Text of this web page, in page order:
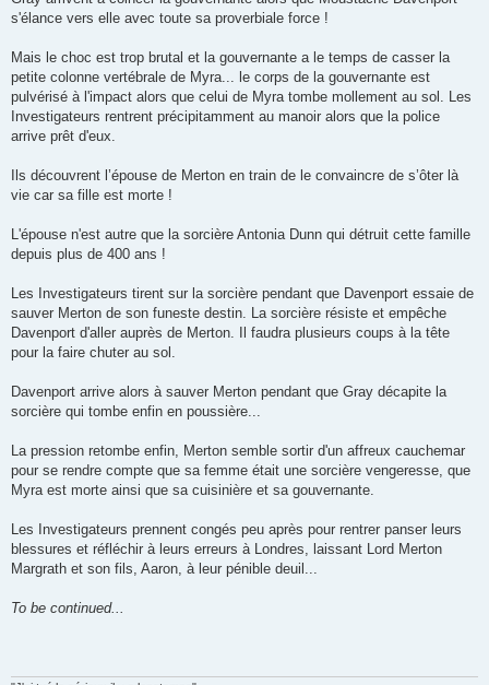
s'élance vers elle avec toute sa proverbiale force !
Mais le choc est trop brutal et la gouvernante a le temps de casser la
petite colonne vertébrale de Myra... le corps de la gouvernante est
pulvérisé à l'impact alors que celui de Myra tombe mollement au sol. Les
Investigateurs rentrent précipitamment au manoir alors que la police
arrive prêt d'eux.
Ils découvrent l’épouse de Merton en train de le convaincre de s’ôter là
vie car sa fille est morte !
L'épouse n'est autre que la sorcière Antonia Dunn qui détruit cette famille
depuis plus de 400 ans !
Les Investigateurs tirent sur la sorcière pendant que Davenport essaie de
sauver Merton de son funeste destin. La sorcière résiste et empêche
Davenport d'aller auprès de Merton. Il faudra plusieurs coups à la tête
pour la faire chuter au sol.
Davenport arrive alors à sauver Merton pendant que Gray décapite la
sorcière qui tombe enfin en poussière...
La pression retombe enfin, Merton semble sortir d'un affreux cauchemar
pour se rendre compte que sa femme était une sorcière vengeresse, que
Myra est morte ainsi que sa cuisinière et sa gouvernante.
Les Investigateurs prennent congés peu après pour rentrer panser leurs
blessures et réfléchir à leurs erreurs à Londres, laissant Lord Merton
Margrath et son fils, Aaron, à leur pénible deuil...
To be continued...